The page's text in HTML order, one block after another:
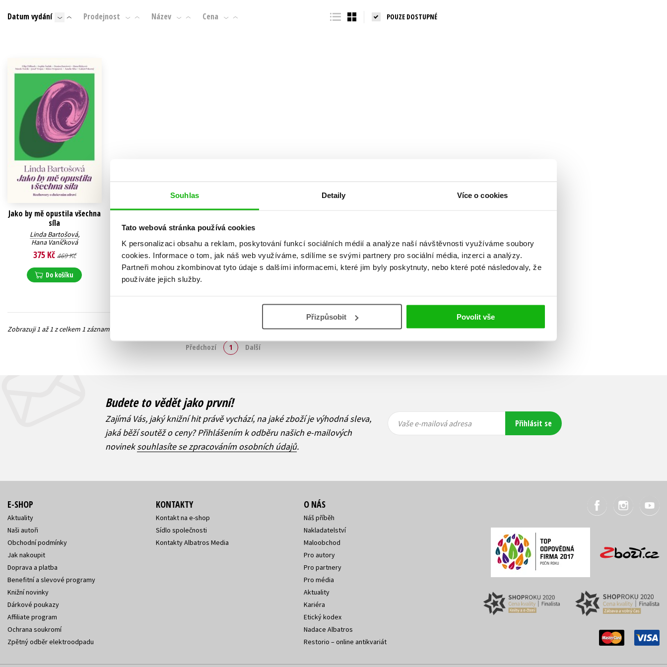
Souhlas Detaily Více o cookies
Tato webová stránka používá cookies
K personalizaci obsahu a reklam, poskytování funkcí sociálních médií a analýze naší návštěvnosti využíváme soubory
cookies. Informace o tom, jak náš web využíváme, sdílíme se svými partnery pro sociální média, inzerci a analýzy.
Partneři mohou zkombinovat tyto údaje s dalšími informacemi, které jim byly poskytnuty, nebo které poté následovaly, že
používáte jejich služby.
Přizpůsobit Povolit vše
Beletrie pro děti
Jazyky
Populárně - naučné pro děti
Young adult (SK)
Datum vydání Prodejnost Název Cena POUZE DOSTUPNÉ
Jako by mě opustila všechna
síla
Linda Bartošová,
Hana Vaníčková
375 Kč 469 Kč
Do košíku
Zobraz záznamů
Zobrazuji 1 až 1 z celkem 1 záznamů
Předchozí 1 Další
Budete to vědět jako první!
Zajímá Vás, jaký knižní hit právě vychází, na jaké zboží je výhodná sleva,
jaká běží soutěž o ceny? Přihlášením k odběru našich e-mailových
novineksouhlasíte se zpracováním osobních údajů.
Vaše e-
mailová
Vaše e-
mailová
Vaše e-mailová adresa Přihlásit se
E-SHOP
Aktuality
Naši autoři
Obchodní podmínky
Jak nakoupit
Doprava a platba
Benefitní a slevové programy
Knižní novinky
Dárkové poukazy
Affiliate program
Ochrana soukromí
Zpětný odběr elektroodpadu
KONTAKTY
Kontakt na e-shop
Sídlo společnosti
Kontakty Albatros Media
O NÁS
Náš příběh
Nakladatelství
Maloobchod
Pro autory
Pro partnery
Pro média
Aktuality
Kariéra
Etický kodex
Nadace Albatros
Restorio – online antikvariát